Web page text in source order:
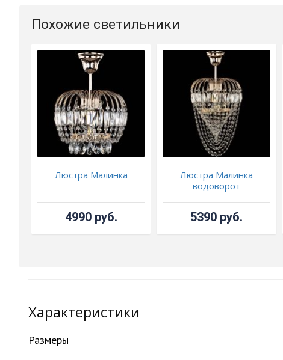
Похожие светильники
Люстра Малинка
4990 руб.
Люстра Малинка
водоворот
5390 руб.
Характеристики
Размеры